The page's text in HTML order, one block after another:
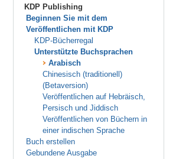
KDP Publishing
Beginnen Sie mit dem
Veröffentlichen mit KDP
KDP-Bücherregal
Unterstützte Buchsprachen
Arabisch
Chinesisch (traditionell)
(Betaversion)
Veröffentlichen auf Hebräisch,
Persisch und Jiddisch
Veröffentlichen von Büchern in
einer indischen Sprache
Buch erstellen
Gebundene Ausgabe